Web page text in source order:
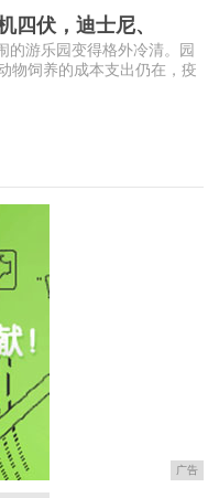
四伏，迪士尼、
游乐园变得格外冷清。园
物饲养的成本支出仍在，疫
广告